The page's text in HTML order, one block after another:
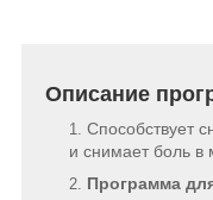
Описание
Cпособствует
и снимает боль
Программа